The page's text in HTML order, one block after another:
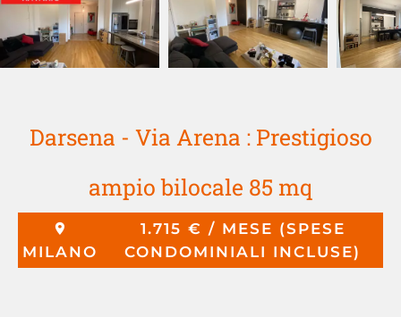
Darsena - Via Arena : Prestigioso
ampio bilocale 85 mq
MILANO
1.715 € / MESE (SPESE
CONDOMINIALI INCLUSE)